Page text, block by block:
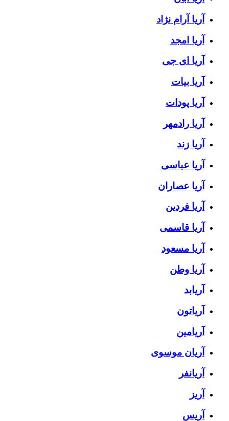
آریا آرام نژاد
آریا امجد
آریا ای جی
آریا بیات
آریا پودات
آریا رادمهر
آریا زند
آریا عباسی
آریا عصاران
آریا فردین
آریا قاسمی
آریا مسعود
آریا وطن
آریابد
آریاتون
آریامین
آریان موسوی
آریانفر
آریز
آریس